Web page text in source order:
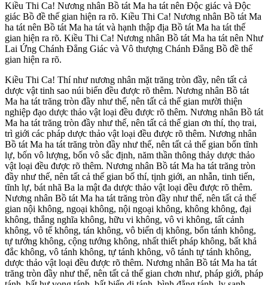
Kiều Thi Ca! Nương nhân Bồ tát Ma ha tát nên Độc giác và Độc
giác Bồ đề thế gian hiện ra rõ. Kiều Thi Ca! Nương nhân Bồ tát Ma
ha tát nên Bồ tát Ma ha tát và hạnh thập địa Bồ tát Ma ha tát thế
gian hiện ra rõ. Kiều Thi Ca! Nương nhân Bồ tát Ma ha tát nên Như
Lai Ứng Chánh Đẳng Giác và Vô thượng Chánh Đẳng Bồ đề thế
gian hiện ra rõ.
Kiều Thi Ca! Thí như nương nhân mặt trăng tròn đầy, nên tất cả
dược vật tinh sao núi biển đều được rõ thêm. Nương nhân Bồ tát
Ma ha tát trăng tròn đầy như thế, nên tất cả thế gian mười thiện
nghiệp đạo dược thảo vật loại đều được rõ thêm. Nương nhân Bồ tát
Ma ha tát trăng tròn đầy như thế, nên tất cả thế gian ơn thí, thọ trai,
trì giới các pháp dược thảo vật loại đều được rõ thêm. Nương nhân
Bồ tát Ma ha tát trăng tròn đầy như thế, nên tất cả thế gian bốn tĩnh
lự, bốn vô lượng, bốn vô sắc định, năm thần thông thảy dược thảo
vật loại đều được rõ thêm. Nương nhân Bồ tát Ma ha tát trăng tròn
đầy như thế, nên tất cả thế gian bố thí, tịnh giới, an nhẫn, tinh tiến,
tĩnh lự, bát nhã Ba la mật đa dược thảo vật loại đều được rõ thêm.
Nương nhân Bồ tát Ma ha tát trăng tròn đầy như thế, nên tất cả thế
gian nội không, ngoại không, nội ngoại không, không không, đại
không, thắng nghĩa không, hữu vi không, vô vi không, tất cảnh
không, vô tế không, tán không, vô biến dị không, bổn tánh không,
tự tướng không, cộng tướng không, nhất thiết pháp không, bất khả
đắc không, vô tánh không, tự tánh không, vô tánh tự tánh không,
dược thảo vật loại đều được rõ thêm. Nương nhân Bồ tát Ma ha tát
trăng tròn đầy như thế, nên tất cả thế gian chơn như, pháp giới, pháp